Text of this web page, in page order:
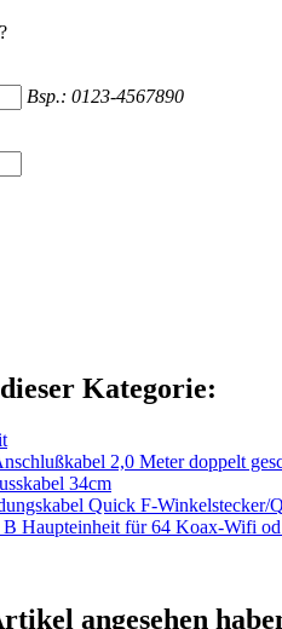
Bsp.: 0123-4567890
Kategorie:
2,0 Meter doppelt
34cm
Quick F-Winkelstecker/
Haupteinheit für 64 Koax-Wifi
angesehen